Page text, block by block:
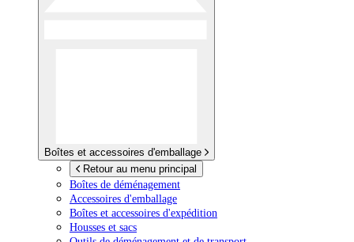
Boîtes et accessoires d'emballage
Retour au menu principal
Boîtes de déménagement
Accessoires d'emballage
Boîtes et accessoires d'expédition
Housses et sacs